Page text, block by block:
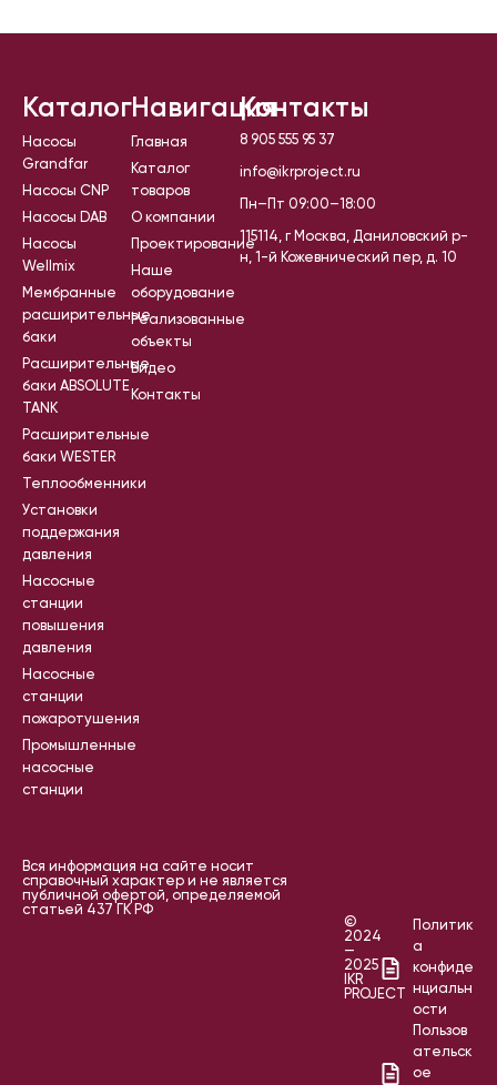
Каталог
Насосы
Grandfar
Насосы CNP
Насосы DAB
Насосы
Wellmix
Мембранные
расширительные
баки
Расширительные
баки ABSOLUTE
TANK
Расширительные
баки WESTER
Теплообменники
Установки
поддержания
давления
Насосные
станции
повышения
давления
Насосные
станции
пожаротушения
Промышленные
насосные
станции
Навигация
Главная
Каталог
товаров
О компании
Проектирование
Наше
оборудование
Реализованные
объекты
Видео
Контакты
Контакты
8 905 555 95 37
info@ikrproject.ru
Пн–Пт 09:00–18:00
115114, г Москва, Даниловский р-
н, 1-й Кожевнический пер, д. 10
Вся информация на сайте носит
справочный характер и не является
публичной офертой, определяемой
статьей 437 ГК РФ
©
2024
—
2025
IKR
PROJECT
Политик
а
конфиде
нциальн
ости
Пользов
ательск
ое